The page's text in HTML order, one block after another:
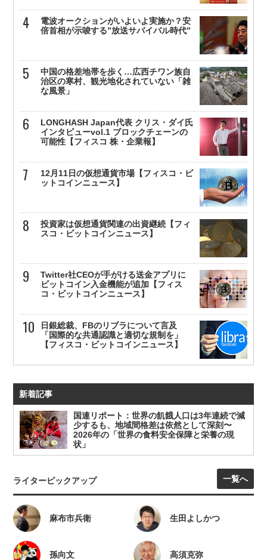
電波オークションがいよいよ実施か？安
倍首相が示唆する”放送サバイバル時代”
中国の格差地帯を歩く…広西チワン族自
治区の寒村、観光地化されていない「雑
な風景」
LONGHASH Japan代表 クリス・ダイ氏
インタビューvol.1 ブロックチェーンの
可能性【フィスコ 株・企業報】
12月11日の仮想通貨市場【フィスコ・ビ
ットコインニュース】
投資家は仮想通貨関連の出資継続【フィ
スコ・ビットコインニュース】
Twitter社CEOが手がける送金アプリに
ビットコイン入金機能が追加【フィス
コ・ビットコインニュース】
日銀総裁、FBのリブラについて言及
「国際的な共通認識と適切な規制を」
【フィスコ・ビットコインニュース】
新着記事
国連リポート：世界の飢餓人口は3年連続で減
少するも、地域間格差は依然として深刻〜
2026年の「世界の食料安全保障と栄養の現
状」
ライターピックアップ 一覧へ
麻布市兵衛 生田よしかつ
孫向文 高須克弥